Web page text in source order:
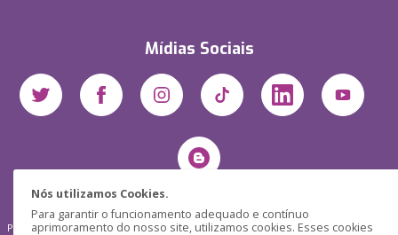
Nós utilizamos Cookies.
Para garantir o funcionamento adequado e contínuo
aprimoramento do nosso site, utilizamos cookies. Esses cookies
Mídias Sociais
Pensática Lda., Número de Identificação Fiscal 517215560